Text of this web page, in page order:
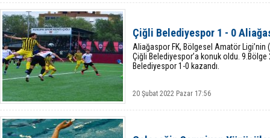
Çiğli Belediyespor 1 - 0
Aliağaspor FK, Bölgesel Amatör Ligi’nin
Çiğli Belediyespor’a konuk oldu.
Belediyespor 1-0 kazandı.
20 Şubat 2022 Pazar 17:56